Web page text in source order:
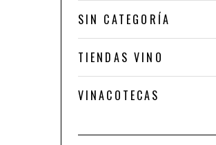
SIN CATEGORÍA
TIENDAS VINO
VINACOTECAS